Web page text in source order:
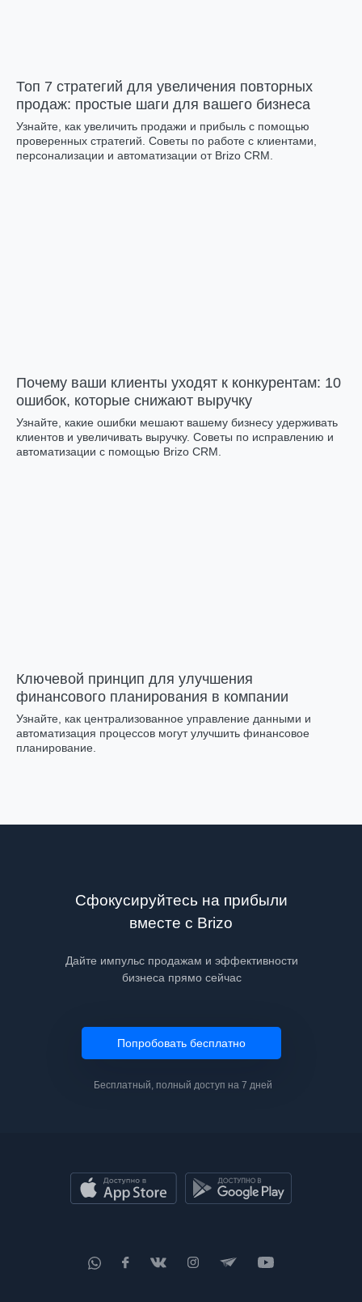
Топ 7 стратегий для увеличения повторных
продаж: простые шаги для вашего бизнеса
Узнайте, как увеличить продажи и прибыль с помощью
проверенных стратегий. Советы по работе с клиентами,
персонализации и автоматизации от Brizo CRM.
Почему ваши клиенты уходят к конкурентам: 10
ошибок, которые снижают выручку
Узнайте, какие ошибки мешают вашему бизнесу удерживать
клиентов и увеличивать выручку. Советы по исправлению и
автоматизации с помощью Brizo CRM.
Ключевой принцип для улучшения
финансового планирования в компании
Узнайте, как централизованное управление данными и
автоматизация процессов могут улучшить финансовое
планирование.
Сфокусируйтесь на прибыли
вместе с Brizo
Дайте импульс продажам и эффективности
бизнеса прямо сейчас
Попробовать бесплатно
Бесплатный, полный доступ на 7 дней